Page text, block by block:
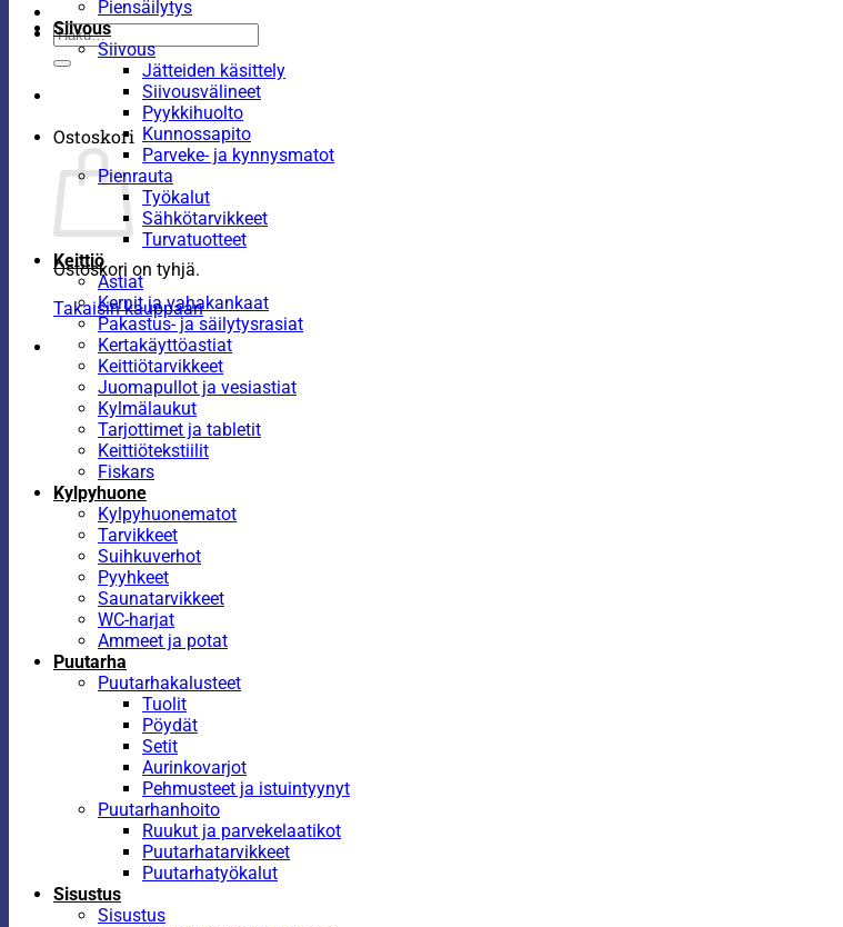
Etsi:
Ostoskori
Ostoskori on tyhjä.
Takaisin kauppaan
Piensäilytys
Siivous
Siivous
Jätteiden käsittely
Siivousvälineet
Pyykkihuolto
Kunnossapito
Parveke- ja kynnysmatot
Pienrauta
Työkalut
Sähkötarvikkeet
Turvatuotteet
Keittiö
Astiat
Kernit ja vahakankaat
Pakastus- ja säilytysrasiat
Kertakäyttöastiat
Keittiötarvikkeet
Juomapullot ja vesiastiat
Kylmälaukut
Tarjottimet ja tabletit
Keittiötekstiilit
Fiskars
Kylpyhuone
Kylpyhuonematot
Tarvikkeet
Suihkuverhot
Pyyhkeet
Saunatarvikkeet
WC-harjat
Ammeet ja potat
Puutarha
Puutarhakalusteet
Tuolit
Pöydät
Setit
Aurinkovarjot
Pehmusteet ja istuintyynyt
Puutarhanhoito
Ruukut ja parvekelaatikot
Puutarhatarvikkeet
Puutarhatyökalut
Sisustus
Sisustus